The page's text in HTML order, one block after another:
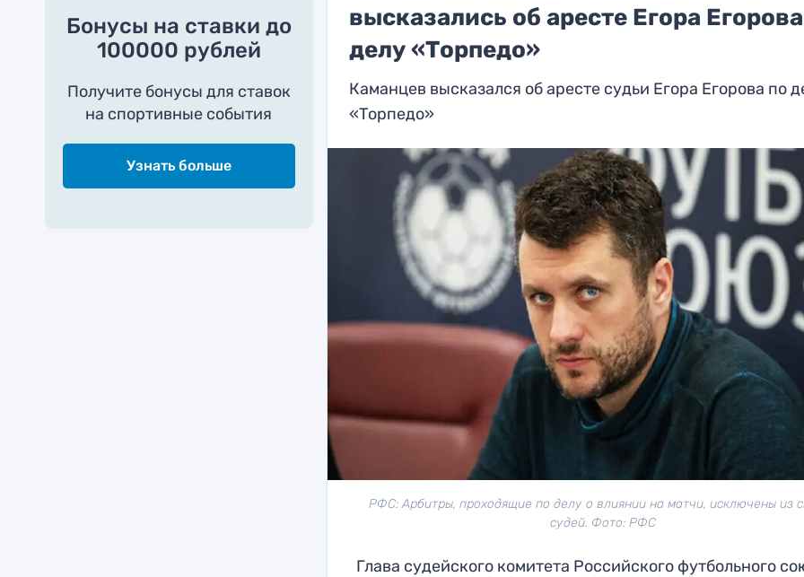
Бонусы на ставки до
100000 рублей
Получите бонусы для ставок
на спортивные события
Узнать больше
высказались об аресте Егора
делу «Торпедо»
Каманцев высказался об аресте судьи Егора Егорова по
«Торпедо»
РФС: Арбитры, проходящие по делу о влиянии на матчи, исключены из
судей. Фото: РФС
Глава судейского комитета Российского футбольного